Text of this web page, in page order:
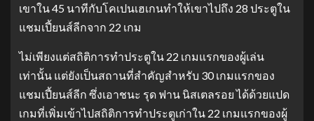
เขาใน 45 นาทีกับโคเปนเฮเกนทำให้เขาไปถึง 28 ประตูใน
แชมเปี้ยนส์ลีกจาก 22 เกม
ไม่เพียงแต่สถิติการทำประตูใน 22 เกมแรกของผู้เล่น
เท่านั้น แต่ยังเป็นสถานที่สำคัญสำหรับ 30 เกมแรกของ
แชมเปี้ยนส์ลีก ซึ่งเอาชนะ รุด ฟาน นิสเตลรอย ได้ด้วยแปด
เกมที่เพิ่มเข้าไปสถิติการทำประตูเก่าใน 22 เกมแรกของผู้